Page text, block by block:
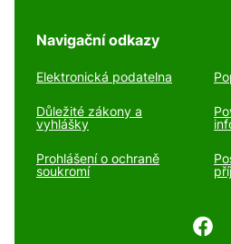
Navigační odkazy
Elektronická podatelna
Důležité zákony a
vyhlášky
Prohlášení o ochraně
soukromí